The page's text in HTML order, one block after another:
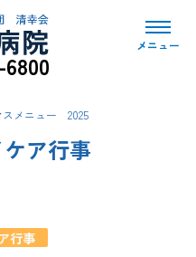
メニュー
ア行事
スメニュー 2025
行事